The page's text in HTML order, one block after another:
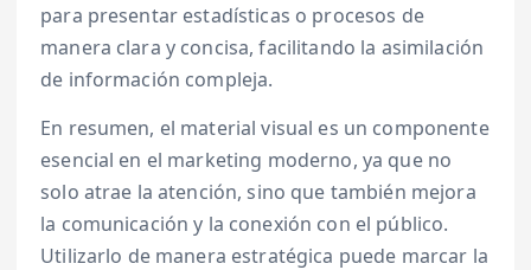
para presentar estadísticas o procesos de
manera clara y concisa, facilitando la asimilación
de información compleja.
En resumen, el material visual es un componente
esencial en el marketing moderno, ya que no
solo atrae la atención, sino que también mejora
la comunicación y la conexión con el público.
Utilizarlo de manera estratégica puede marcar la